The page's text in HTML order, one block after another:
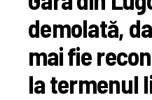
demolată,
mai fie
la termenul